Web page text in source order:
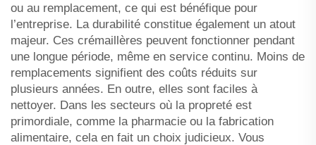
ou au remplacement, ce qui est bénéfique pour
l’entreprise. La durabilité constitue également un atout
majeur. Ces crémaillères peuvent fonctionner pendant
une longue période, même en service continu. Moins de
remplacements signifient des coûts réduits sur
plusieurs années. En outre, elles sont faciles à
nettoyer. Dans les secteurs où la propreté est
primordiale, comme la pharmacie ou la fabrication
alimentaire, cela en fait un choix judicieux. Vous